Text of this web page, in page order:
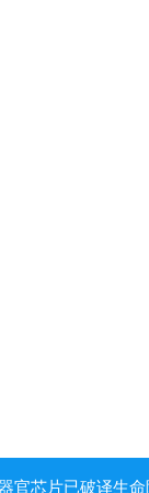
官芯片已破译生